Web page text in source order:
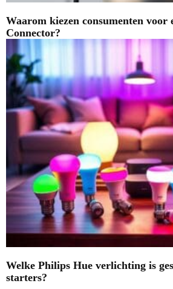
Waarom kiezen consumenten voor
Connector?
Welke Philips Hue verlichting is
starters?